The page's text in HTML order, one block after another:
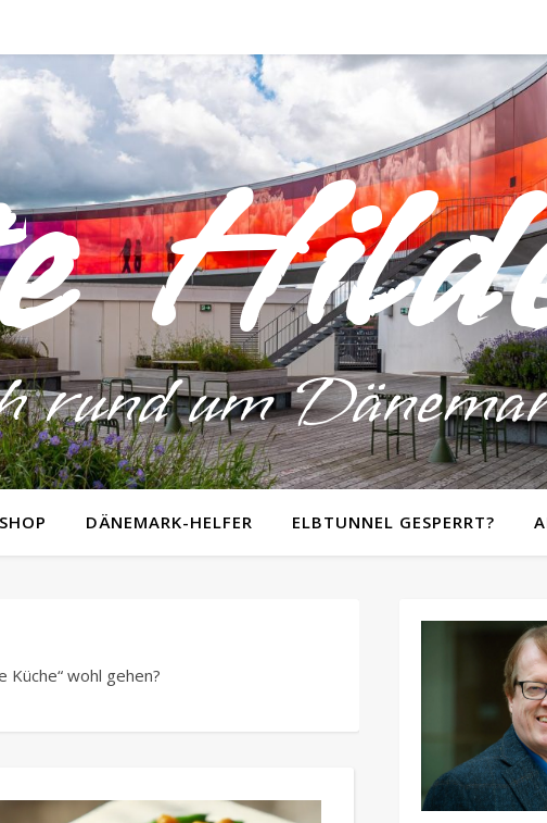
rund um
DÄNEMARK-HELFER ELBTUNNEL GESPERRT?
wohl gehen?